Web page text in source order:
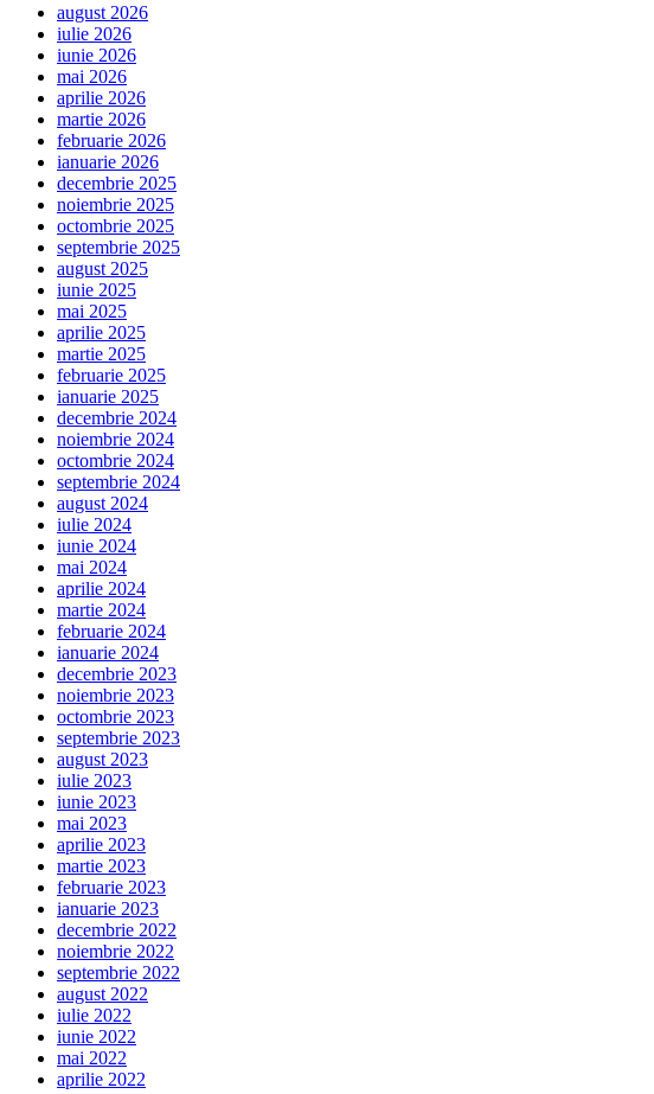
august 2026
iulie 2026
iunie 2026
mai 2026
aprilie 2026
martie 2026
februarie 2026
ianuarie 2026
decembrie 2025
noiembrie 2025
octombrie 2025
septembrie 2025
august 2025
iunie 2025
mai 2025
aprilie 2025
martie 2025
februarie 2025
ianuarie 2025
decembrie 2024
noiembrie 2024
octombrie 2024
septembrie 2024
august 2024
iulie 2024
iunie 2024
mai 2024
aprilie 2024
martie 2024
februarie 2024
ianuarie 2024
decembrie 2023
noiembrie 2023
octombrie 2023
septembrie 2023
august 2023
iulie 2023
iunie 2023
mai 2023
aprilie 2023
martie 2023
februarie 2023
ianuarie 2023
decembrie 2022
noiembrie 2022
septembrie 2022
august 2022
iulie 2022
iunie 2022
mai 2022
aprilie 2022